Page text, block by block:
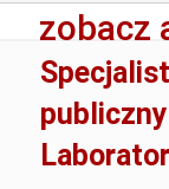
zobacz